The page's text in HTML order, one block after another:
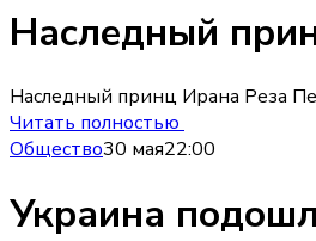
Наследный
Наследный принц Ирана Реза
Читать полностью
Общество30 мая22:00
Украина